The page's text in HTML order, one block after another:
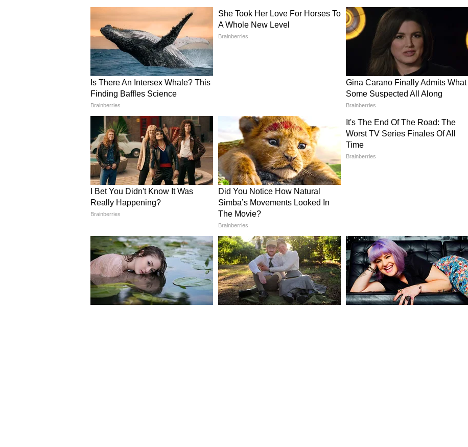
Sanjay Raut Press Conference
: उद्धवजींमुळे खासदार झालो आणि
तिकडे गेलेले किती भंपक - संजय
राऊत
Sanjay Raut यांचा सहा खासदारांवर
निशाणा | ShivSena |
UddhavThackeray
पंतप्रधान नरेंद्र मोदी आणि अमित शहांवर टिकास्र
बुधवारी संजय राऊत यांनी राम मंदिरातील देणगीच्या वादावरुन पंतप्रधान नरेंद्र मोदी आणि अमित
शहांवर टिका केली. यावेळी बोलताना संजय राऊत म्हणाले की, "या कथित घोटाळ्यासंबंधित लोकांवर
कोणतीही कारवाई केली जाणार नाही."